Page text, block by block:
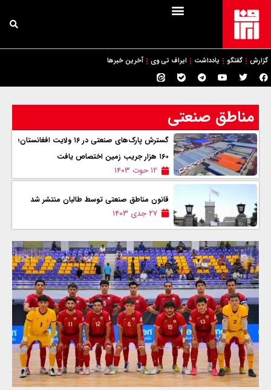
گزارش گفتگو یادداشت ایراف تی وی آخرین خبرها
مناطق صنعتی
گسترش پارک‌های صنعتی در ۱۶ ولایت افغانستان؛
۱۶۰ هزار جریب زمین اختصاص یافت
۱۲ حوت ۱۴۰۳
قانون مناطق صنعتی توسط طالبان منتشر شد
۲۷ جدی ۱۴۰۳